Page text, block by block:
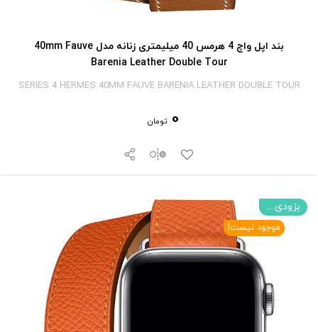
بند اپل واچ 4 هرمس 40 میلیمتری زنانه مدل 40mm Fauve
Barenia Leather Double Tour
SERIES 4 HERMES 40MM FAUVE BARENIA LEATHER DOUBLE TOUR
0 تومان
بزودی....
موجود نیست!